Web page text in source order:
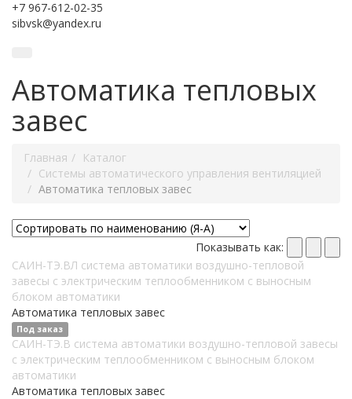
+7 967-612-02-35
sibvsk@yandex.ru
Автоматика тепловых
завес
Главная
Каталог
Системы автоматического управления вентиляцией
Автоматика тепловых завес
Показывать как:
САИН-ТЭ.ВЛ система автоматики воздушно-тепловой
завесы с электрическим теплообменником c выносным
блоком автоматики
Автоматика тепловых завес
Под заказ
САИН-ТЭ.В система автоматики воздушно-тепловой завесы
с электрическим теплообменником c выносным блоком
автоматики
Автоматика тепловых завес